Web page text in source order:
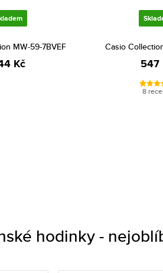
MW-59-7BVEF
Kč
Casio
547
8
hodinky -